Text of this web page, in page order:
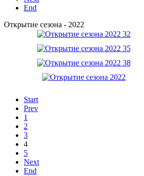
End
Открытие сезона - 2022
Start
Prev
1
2
3
4
5
Next
End